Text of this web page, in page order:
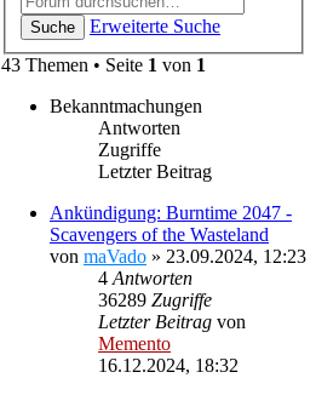
Suche
Erweiterte Suche
43 Themen • Seite 1 von 1
Bekanntmachungen
Antworten
Zugriffe
Letzter Beitrag
Ankündigung: Burntime 2047 -
Scavengers of the Wasteland
von maVado » 23.09.2024, 12:23
4 Antworten
36289 Zugriffe
Letzter Beitrag von
Memento
16.12.2024, 18:32